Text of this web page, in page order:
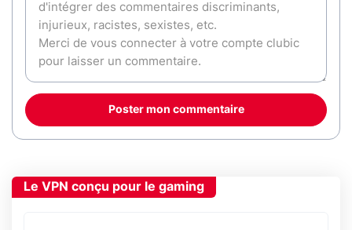
Poster mon commentaire
Le VPN conçu pour le gaming